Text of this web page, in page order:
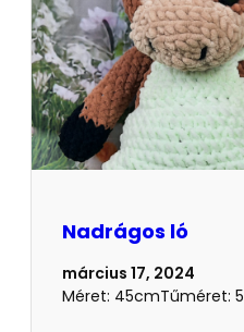
Nadrágos ló
március 17, 2024
Méret: 45cmTűméret: 5